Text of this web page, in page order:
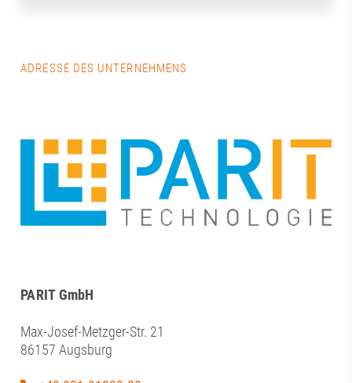
ADRESSE DES UNTERNEHMENS
PARIT GmbH
Max-Josef-Metzger-Str. 21
86157 Augsburg